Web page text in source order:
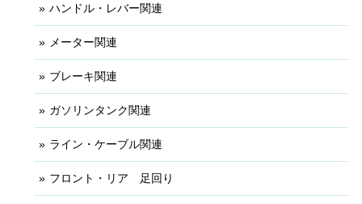
ハンドル・レバー関連
メーター関連
ブレーキ関連
ガソリンタンク関連
ライン・ケーブル関連
フロント・リア 足回り